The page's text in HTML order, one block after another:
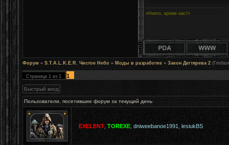
«Никто, кроме нас!»
Форум » S.T.A.L.K.E.R. Чистое Небо » Моды в разработке » Закон Дегтярева 2
Страница 1 из 1 1
Пользователи, посетившие форум за текущий день
EXELENT ,TOREXE dniweebanoe1991 ,lesiukBS